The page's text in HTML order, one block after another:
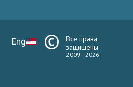
Eng
Все права
защищены
2009—2026